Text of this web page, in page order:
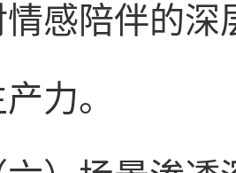
情感陪伴的
力。